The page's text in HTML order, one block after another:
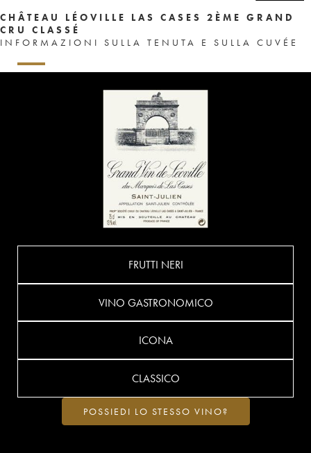
CHÂTEAU LÉOVILLE LAS CASES 2ÈME GRAND
CRU CLASSÉ
INFORMAZIONI SULLA TENUTA E SULLA CUVÉE
FRUTTI NERI
VINO GASTRONOMICO
ICONA
CLASSICO
POSSIEDI LO STESSO VINO?